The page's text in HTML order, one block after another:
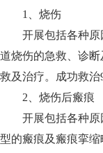
1、烧伤
开展包括各种
道烧伤的急救、诊
救及治疗。成功救治
2、烧伤后瘢痕
开展包括各种
型的瘢痕及瘢痕挛